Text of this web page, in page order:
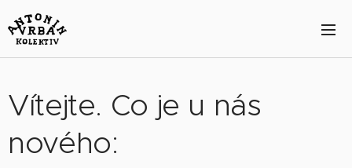
Vítejte. Co je u nás
nového: